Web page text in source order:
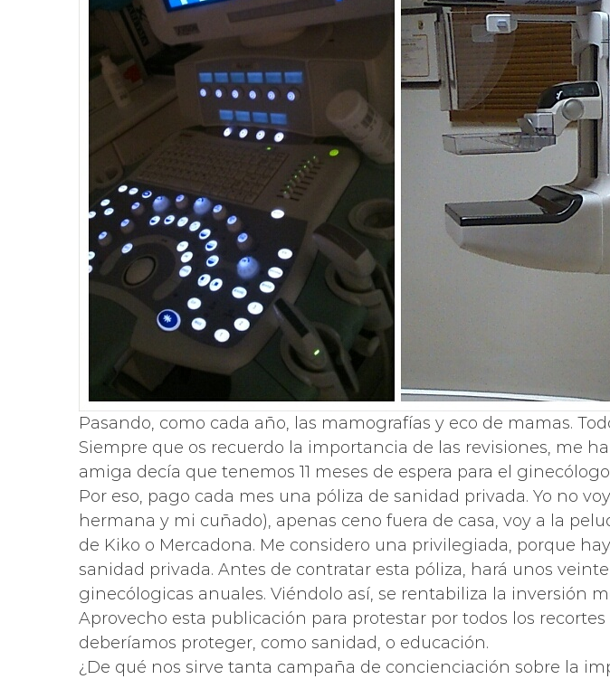
Pasando, como cada año, las mamografías y eco de mamas.
Siempre que os recuerdo la importancia de las revisiones, me
amiga decía que tenemos 11 meses de espera para el
Por eso, pago cada mes una póliza de sanidad privada. Yo no
hermana y mi cuñado), apenas ceno fuera de casa, voy a la
de Kiko o Mercadona. Me considero una privilegiada, porque
sanidad privada. Antes de contratar esta póliza, hará unos
ginecólogicas anuales. Viéndolo así, se rentabiliza la inversión
Aprovecho esta publicación para protestar por todos los
deberíamos proteger, como sanidad, o educación.
¿De qué nos sirve tanta campaña de concienciación sobre la